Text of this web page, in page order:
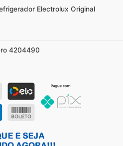
Electrolux Original
4204490